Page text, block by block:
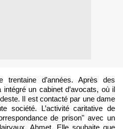
trentaine d’années. Après des
un cabinet d’avocats, où il
Il est contacté par une dame
société. L’activité caritative de
de prison" avec un